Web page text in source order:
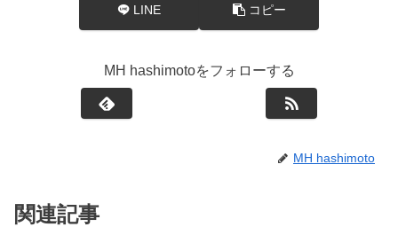
LINE コピー
MH hashimotoをフォローする
MH hashimoto
関連記事